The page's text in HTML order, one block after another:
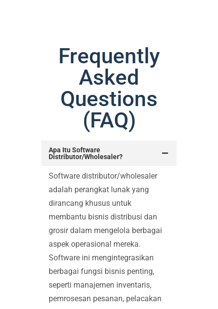
Frequently
Asked
Questions
(FAQ)
Apa Itu Software
Distributor/Wholesaler?
Software distributor/wholesaler
adalah perangkat lunak yang
dirancang khusus untuk
membantu bisnis distribusi dan
grosir dalam mengelola berbagai
aspek operasional mereka.
Software ini mengintegrasikan
berbagai fungsi bisnis penting,
seperti manajemen inventaris,
pemrosesan pesanan, pelacakan